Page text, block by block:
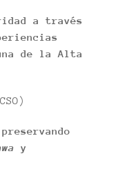
a través
de la Alta
y